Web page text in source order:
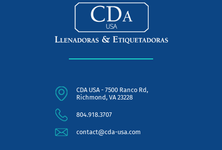
CDA USA - 7500 Ranco Rd,
Richmond, VA 23228
804.918.3707
contact@cda-usa.com